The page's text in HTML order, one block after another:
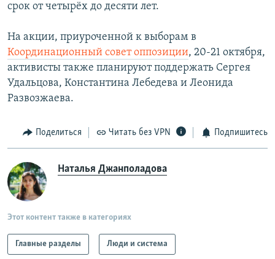
срок от четырёх до десяти лет.
На акции, приуроченной к выборам в
Координационный совет оппозиции, 20-21 октября,
активисты также планируют поддержать Сергея
Удальцова, Константина Лебедева и Леонида
Развозжаева.
Поделиться Читать без VPN Подпишитесь
Наталья Джанполадова
Этот контент также в категориях
Главные разделы Люди и система